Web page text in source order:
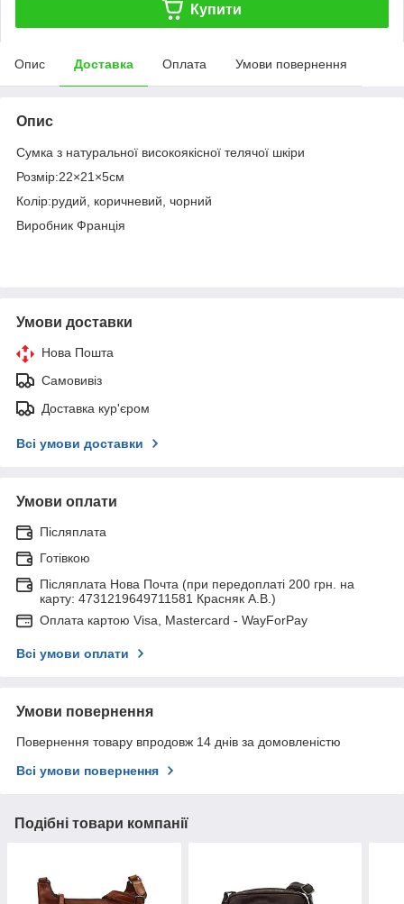
Купити
Опис Доставка Оплата Умови повернення
Опис
Сумка з натуральної високоякісної телячої шкіри
Розмір:22×21×5см
Колір:рудий, коричневий, чорний
Виробник Франція
Умови доставки
Нова Пошта
Самовивіз
Доставка кур'єром
Всі умови доставки
Умови оплати
Післяплата
Готівкою
Післяплата Нова Почта (при передоплаті 200 грн. на
карту: 4731219649711581 Красняк А.В.)
Оплата картою Visa, Mastercard - WayForPay
Всі умови оплати
Умови повернення
Повернення товару впродовж 14 днів за домовленістю
Всі умови повернення
Подібні товари компанії